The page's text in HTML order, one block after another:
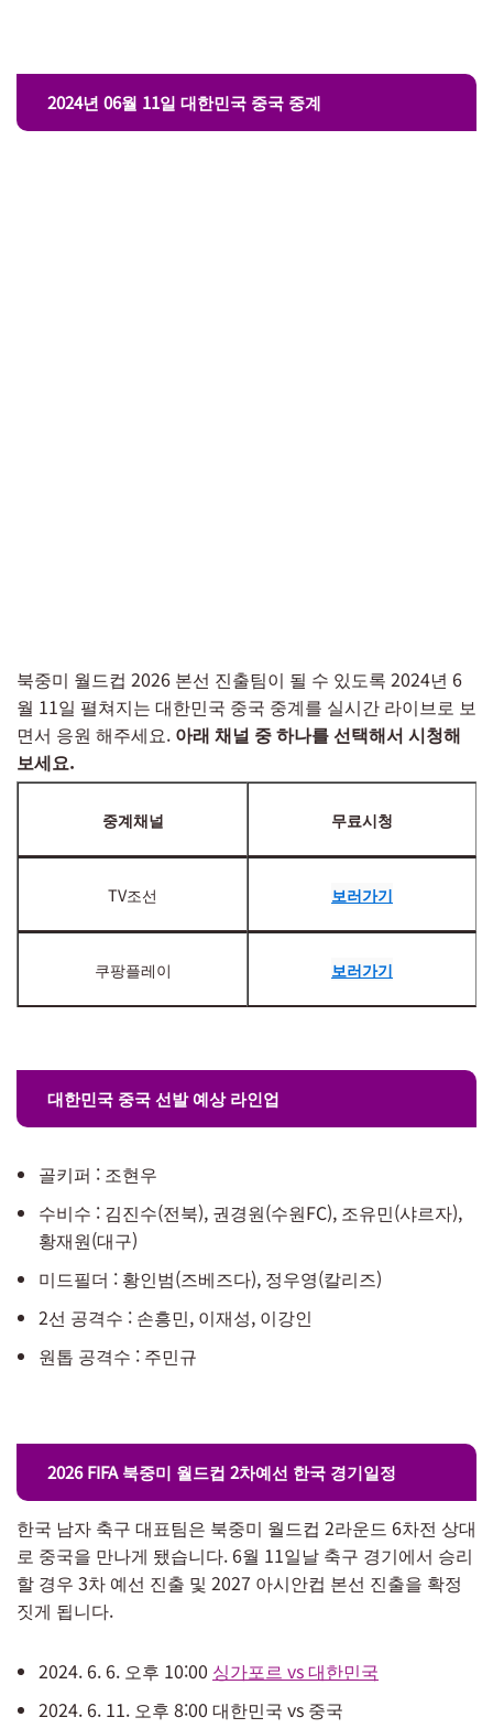
2024년 06월 11일 대한민국 중국 중계
북중미 월드컵 2026 본선 진출팀이 될 수 있도록 2024년 6
월 11일 펼쳐지는 대한민국 중국 중계를 실시간 라이브로 보
면서 응원 해주세요. 아래 채널 중 하나를 선택해서 시청해
보세요.
중계채널 무료시청
TV조선 보러가기
쿠팡플레이 보러가기
대한민국 중국 선발 예상 라인업
골키퍼 : 조현우
수비수 : 김진수(전북), 권경원(수원FC), 조유민(샤르자),
황재원(대구)
미드필더 : 황인범(즈베즈다), 정우영(칼리즈)
2선 공격수 : 손흥민, 이재성, 이강인
원톱 공격수 : 주민규
2026 FIFA 북중미 월드컵 2차예선 한국 경기일정
한국 남자 축구 대표팀은 북중미 월드컵 2라운드 6차전 상대
로 중국을 만나게 됐습니다. 6월 11일날 축구 경기에서 승리
할 경우 3차 예선 진출 및 2027 아시안컵 본선 진출을 확정
짓게 됩니다.
2024. 6. 6. 오후 10:00 싱가포르 vs 대한민국
2024. 6. 11. 오후 8:00 대한민국 vs 중국